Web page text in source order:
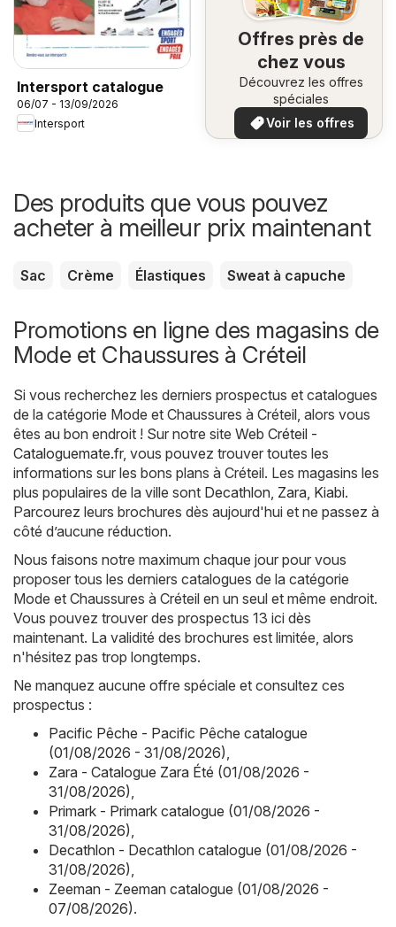
Intersport catalogue
06/07 - 13/09/2026
Intersport
Offres près de
chez vous
Découvrez les offres
spéciales
Voir les offres
Des produits que vous pouvez
acheter à meilleur prix maintenant
Sac Crème Élastiques Sweat à capuche
Promotions en ligne des magasins de
Mode et Chaussures à Créteil
Si vous recherchez les derniers prospectus et catalogues
de la catégorie Mode et Chaussures à Créteil, alors vous
êtes au bon endroit ! Sur notre site Web Créteil -
Cataloguemate.fr, vous pouvez trouver toutes les
informations sur les bons plans à Créteil. Les magasins les
plus populaires de la ville sont Decathlon, Zara, Kiabi.
Parcourez leurs brochures dès aujourd'hui et ne passez à
côté d’aucune réduction.
Nous faisons notre maximum chaque jour pour vous
proposer tous les derniers catalogues de la catégorie
Mode et Chaussures à Créteil en un seul et même endroit.
Vous pouvez trouver des prospectus 13 ici dès
maintenant. La validité des brochures est limitée, alors
n'hésitez pas trop longtemps.
Ne manquez aucune offre spéciale et consultez ces
prospectus :
Pacific Pêche - Pacific Pêche catalogue
(01/08/2026 - 31/08/2026),
Zara - Catalogue Zara Été (01/08/2026 -
31/08/2026),
Primark - Primark catalogue (01/08/2026 -
31/08/2026),
Decathlon - Decathlon catalogue (01/08/2026 -
31/08/2026),
Zeeman - Zeeman catalogue (01/08/2026 -
07/08/2026).